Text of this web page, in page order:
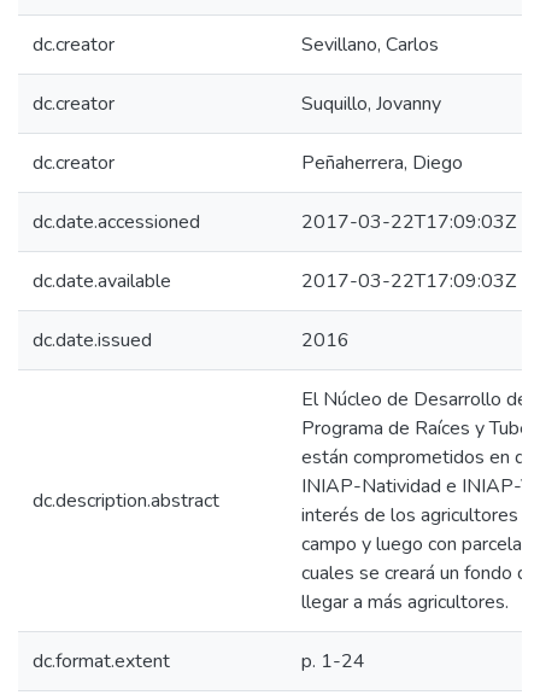
dc.creator Sevillano, Carlos
dc.creator Suquillo, Jovanny
dc.creator Peñaherrera, Diego
dc.date.accessioned 2017-03-22T17:09:03Z
dc.date.available 2017-03-22T17:09:03Z
dc.date.issued 2016
dc.description.abstract
El Núcleo de Desarrollo de
Programa de Raíces y
están comprometidos en
INIAP-Natividad e INIAP-
interés de los agricultores
campo y luego con
cuales se creará un fondo
llegar a más agricultores.
dc.format.extent p. 1-24